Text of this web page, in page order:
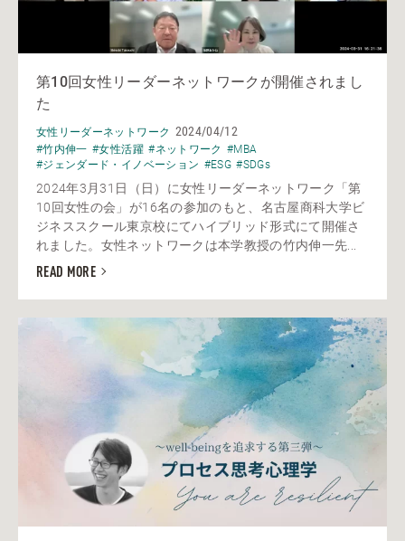
第10回女性リーダーネットワークが開催されまし
た
女性リーダーネットワーク 2024/04/12
#竹内伸一 #女性活躍 #ネットワーク #MBA
#ジェンダード・イノベーション #ESG #SDGs
2024年3月31日（日）に女性リーダーネットワーク「第
10回女性の会」が16名の参加のもと、名古屋商科大学ビ
ジネススクール東京校にてハイブリッド形式にて開催さ
れました。女性ネットワークは本学教授の竹内伸一先...
READ MORE